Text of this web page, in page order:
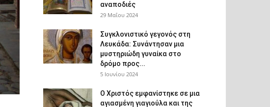
αναποδιές
29 Μαΐου 2024
Συγκλονιστικό γεγονός στη
Λευκάδα: Συνάντησαν μια
μυστηριώδη γυναίκα στο
δρόμο προς...
5 Ιουνίου 2024
Ο Χριστός εμφανίστηκε σε μια
αγιασμένη γιαγιούλα και της